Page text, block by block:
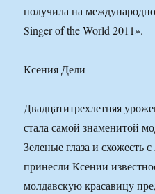
получила на
Singer of the World 2011».
Ксения Дели
Двадцатитрехлетняя
стала самой знаменитой
Зеленые глаза и
принесли Ксении
молдавскую красавицу